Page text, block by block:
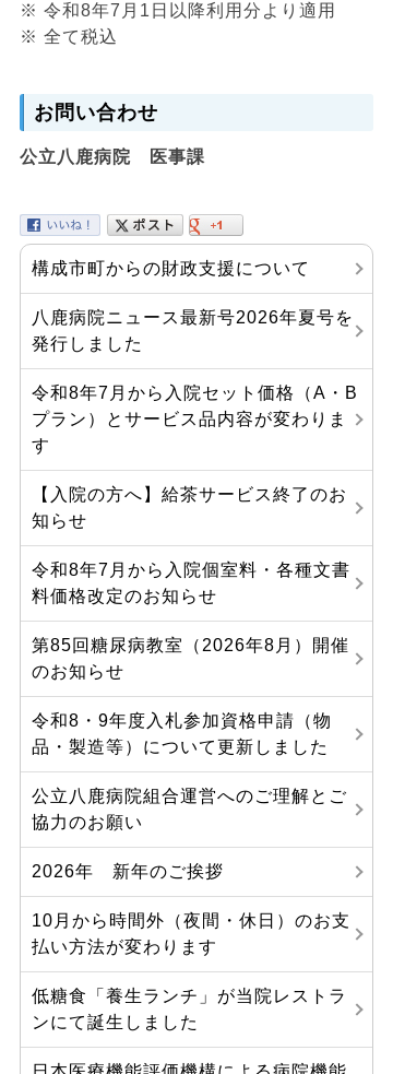
※ 令和8年7月1日以降利用分より適用
※ 全て税込
お問い合わせ
公立八鹿病院 医事課
構成市町からの財政支援について
八鹿病院ニュース最新号2026年夏号を
発行しました
令和8年7月から入院セット価格（A・B
プラン）とサービス品内容が変わりま
す
【入院の方へ】給茶サービス終了のお
知らせ
令和8年7月から入院個室料・各種文書
料価格改定のお知らせ
第85回糖尿病教室（2026年8月）開催
のお知らせ
令和8・9年度入札参加資格申請（物
品・製造等）について更新しました
公立八鹿病院組合運営へのご理解とご
協力のお願い
2026年 新年のご挨拶
10月から時間外（夜間・休日）のお支
払い方法が変わります
低糖食「養生ランチ」が当院レストラ
ンにて誕生しました